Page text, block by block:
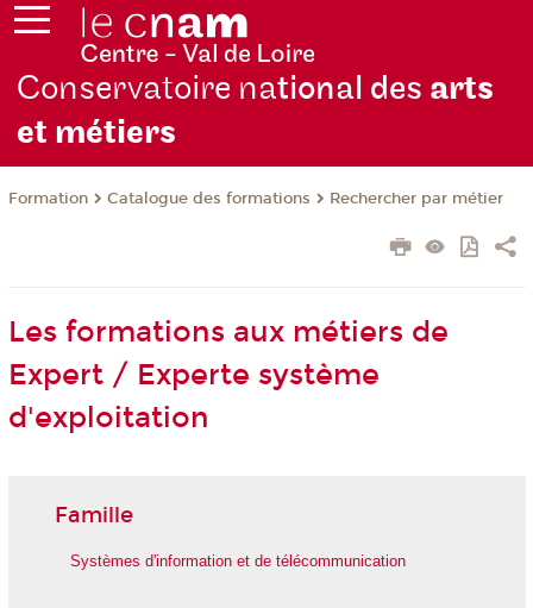
Conservatoire national des arts
et métiers
Formation Catalogue des formations Rechercher par métier
Les formations aux métiers de
Expert / Experte système
d'exploitation
Famille
Systèmes d'information et de télécommunication